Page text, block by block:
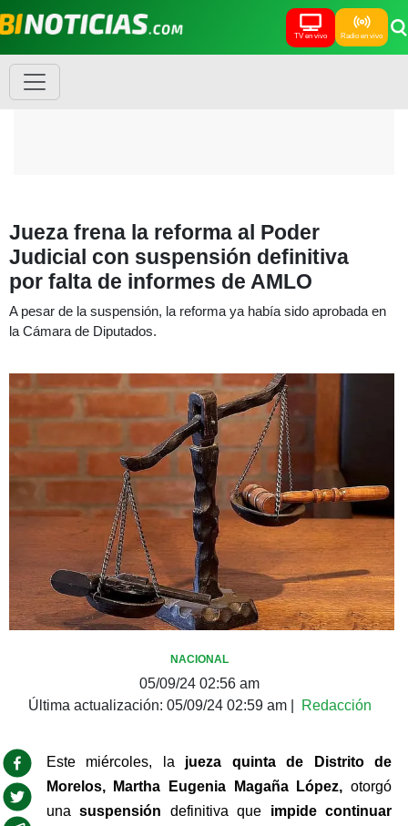
TV en vivo Radio en vivo
Jueza frena la reforma al Poder
Judicial con suspensión definitiva
por falta de informes de AMLO
A pesar de la suspensión, la reforma ya había sido aprobada en
la Cámara de Diputados.
NACIONAL
05/09/24 02:56 am
Última actualización: 05/09/24 02:59 am| Redacción
Este miércoles, la jueza quinta de Distrito de
Morelos, Martha Eugenia Magaña López, otorgó
una suspensión definitiva que impide continuar